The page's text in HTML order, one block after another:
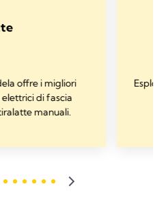
offre i migliori
di fascia
manuali.